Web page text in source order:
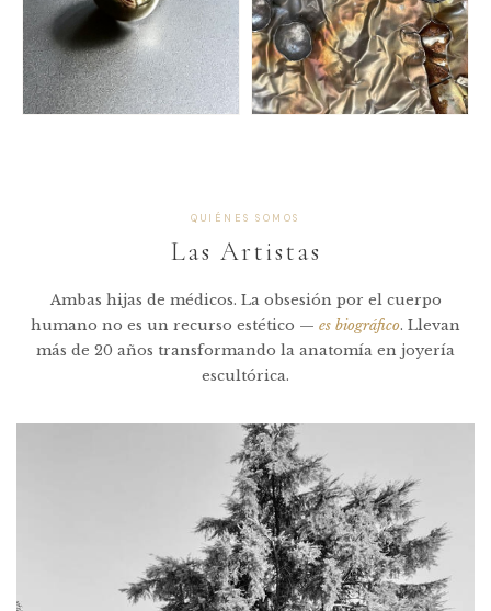
QUIÉNES SOMOS
Las Artistas
Ambas hijas de médicos. La obsesión por el cuerpo
humano no es un recurso estético — es biográfico. Llevan
más de 20 años transformando la anatomía en joyería
escultórica.